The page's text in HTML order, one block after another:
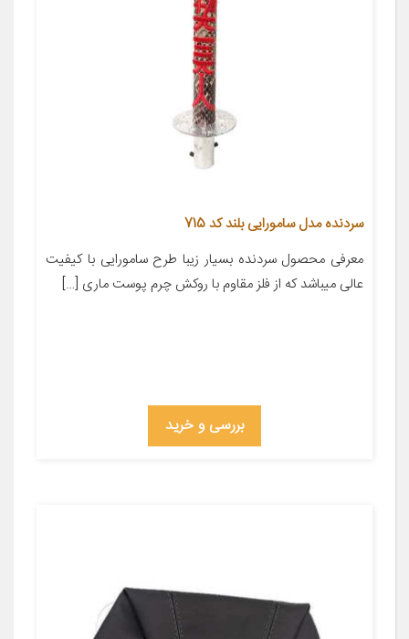
سردنده مدل سامورایی بلند کد 715
معرفی محصول سردنده بسیار زیبا طرح سامورایی با کیفیت
عالی میباشد که از فلز مقاوم با روکش چرم پوست ماری […]
بررسی و خرید